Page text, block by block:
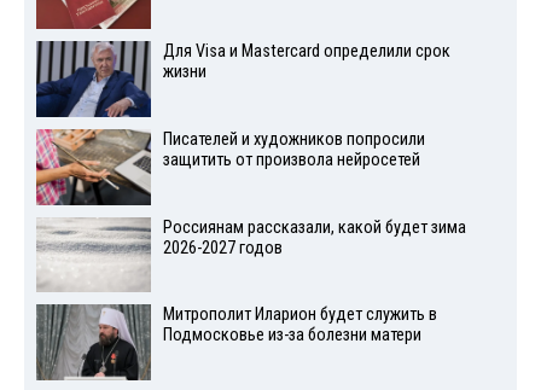
Для Visа и Mastercard определили срок
жизни
Писателей и художников попросили
защитить от произвола нейросетей
Россиянам рассказали, какой будет зима
2026-2027 годов
Митрополит Иларион будет служить в
Подмосковье из-за болезни матери